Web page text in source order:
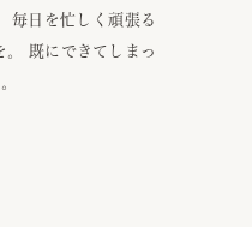
毎日を忙しく頑張る
既にできてしまっ